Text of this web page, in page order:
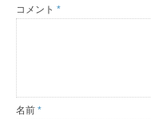
コメント *
名前 *